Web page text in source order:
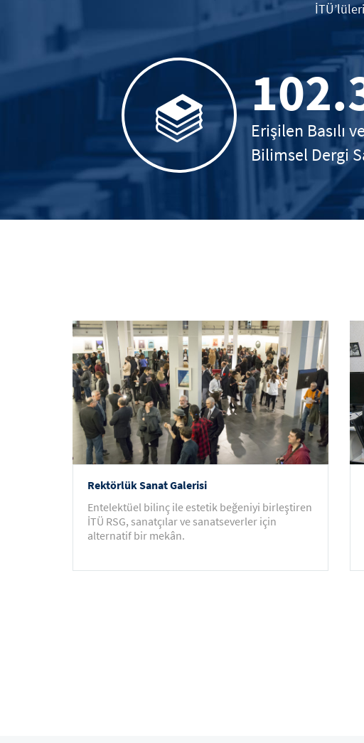
Erişilen Basılı
Bilimsel Dergi
Rektörlük Sanat Galerisi
Entelektüel bilinç ile estetik beğeniyi birleştiren
İTÜ RSG, sanatçılar ve sanatseverler için
alternatif bir mekân.